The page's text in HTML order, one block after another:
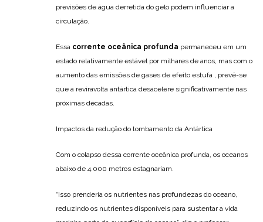
previsões de água derretida do gelo podem influenciar a
circulação.
Essa corrente oceânica profunda permaneceu em um
estado relativamente estável por milhares de anos, mas com o
aumento das emissões de gases de efeito estufa , prevê-se
que a reviravolta antártica desacelere significativamente nas
próximas décadas.
Impactos da redução do tombamento da Antártica
Com o colapso dessa corrente oceânica profunda, os oceanos
abaixo de 4.000 metros estagnariam.
“Isso prenderia os nutrientes nas profundezas do oceano,
reduzindo os nutrientes disponíveis para sustentar a vida